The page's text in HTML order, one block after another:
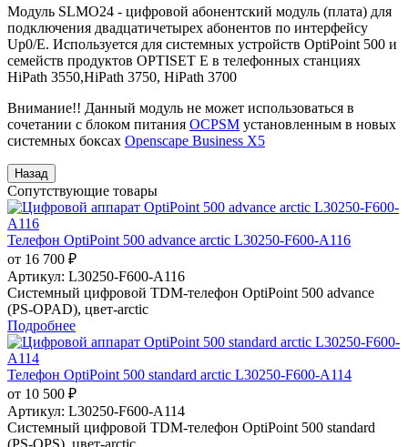
Модуль SLMO24 - цифровой абонентский модуль (плата) для
подключения двадцатичетырех абонентов по интерфейсу
Up0/E. Используется для системных устройств OptiPoint 500 и
семейств продуктов OPTISET E в телефонных станциях
HiPath 3550,HiPath 3750, HiPath 3700
Внимание!! Данный модуль не может использоваться в
сочетании с блоком питания OCPSM установленным в новых
системных боксах Openscape Business X5
Сопутствующие товары
Телефон OptiPoint 500 advance arctic L30250-F600-A116
от 16 700 ₽
Артикул: L30250-F600-A116
Системный цифровой TDM-телефон OptiPoint 500 advance
(PS-OPAD), цвет-arctic
Подробнее
Телефон OptiPoint 500 standard arctic L30250-F600-A114
от 10 500 ₽
Артикул: L30250-F600-A114
Системный цифровой TDM-телефон OptiPoint 500 standard